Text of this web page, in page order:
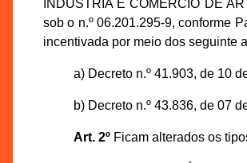
INDÚSTRIA E COMÉRCIO DE
sob o n.º 06.201.295-9, conforme
incentivada por meio dos seguinte
a) Decreto n.º 41.903, de 10
b) Decreto n.º 43.836, de 07
Art. 2ºFicam alterados os